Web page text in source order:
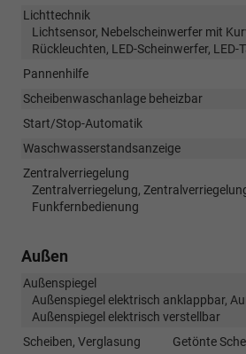
Lichttechnik
Lichtsensor, Nebelscheinwerfer mit
Rückleuchten, LED-Scheinwerfer, LED-
Pannenhilfe
Scheibenwaschanlage beheizbar
Start/Stop-Automatik
Waschwasserstandsanzeige
Zentralverriegelung
Zentralverriegelung,
Funkfernbedienung
Außen
Außenspiegel
Außenspiegel elektrisch anklappbar,
Außenspiegel elektrisch verstellbar
Scheiben, Verglasung
Getönte